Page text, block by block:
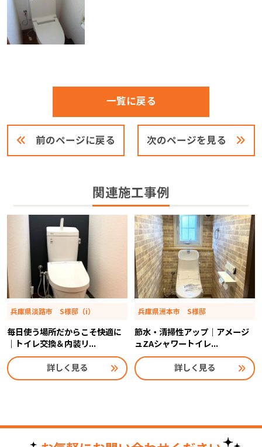
前のページに戻る
一覧に戻る
次のページを見る
関連施工事例
兵庫県淡路市 S様邸（i）
毎日使う場所だからこそ快適に
｜トイレ交換＆内装リ...
詳しく見る
兵庫県洲本市 S様邸
節水・清掃性アップ｜アメージ
ュZAシャワートイレ...
詳しく見る